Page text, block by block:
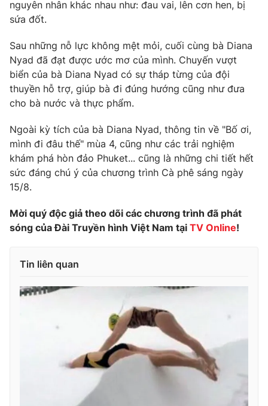
Hitech Công nghệ tương lai
Thị trường
Tư vấn
Giao lưu trực tuyến
Lịch phát sóng
Chuyên mục khác
Emagazine Podcast
Photo Infographic
Video
VTV Money VTV Thể thao
VTV Sức khoẻ
Thị trường 24h Tấm lòng Việt
Vươn mình bằng AI
VTV8
Liên hệ tòa soạn
nguyên nhân khác nhau như: đau vai, lên cơn hen, bị
sứa đốt.
Sau những nỗ lực không mệt mỏi, cuối cùng bà Diana
Nyad đã đạt được ước mơ của mình. Chuyến vượt
biển của bà Diana Nyad có sự tháp từng của đội
thuyền hỗ trợ, giúp bà đi đúng hướng cũng như đưa
cho bà nước và thực phẩm.
Ngoài kỳ tích của bà Diana Nyad, thông tin về "Bố ơi,
mình đi đâu thế" mùa 4, cũng như các trải nghiệm
khám phá hòn đảo Phuket... cũng là những chi tiết hết
sức đáng chú ý của chương trình Cà phê sáng ngày
15/8.
Mời quý độc giả theo dõi các chương trình đã phát
sóng của Đài Truyền hình Việt Nam tại TV Online!
Tin liên quan